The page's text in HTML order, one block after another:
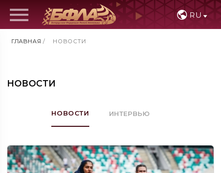
RU
ГЛАВНАЯ / НОВОСТИ
НОВОСТИ
НОВОСТИ ИНТЕРВЬЮ